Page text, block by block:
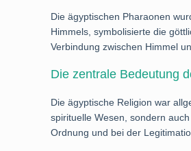
Die ägyptischen Pharaonen
Himmels, symbolisierte die
Verbindung zwischen Himmel
Die zentrale Bedeutung
Die ägyptische Religion war
spirituelle Wesen, sondern
Ordnung und bei der